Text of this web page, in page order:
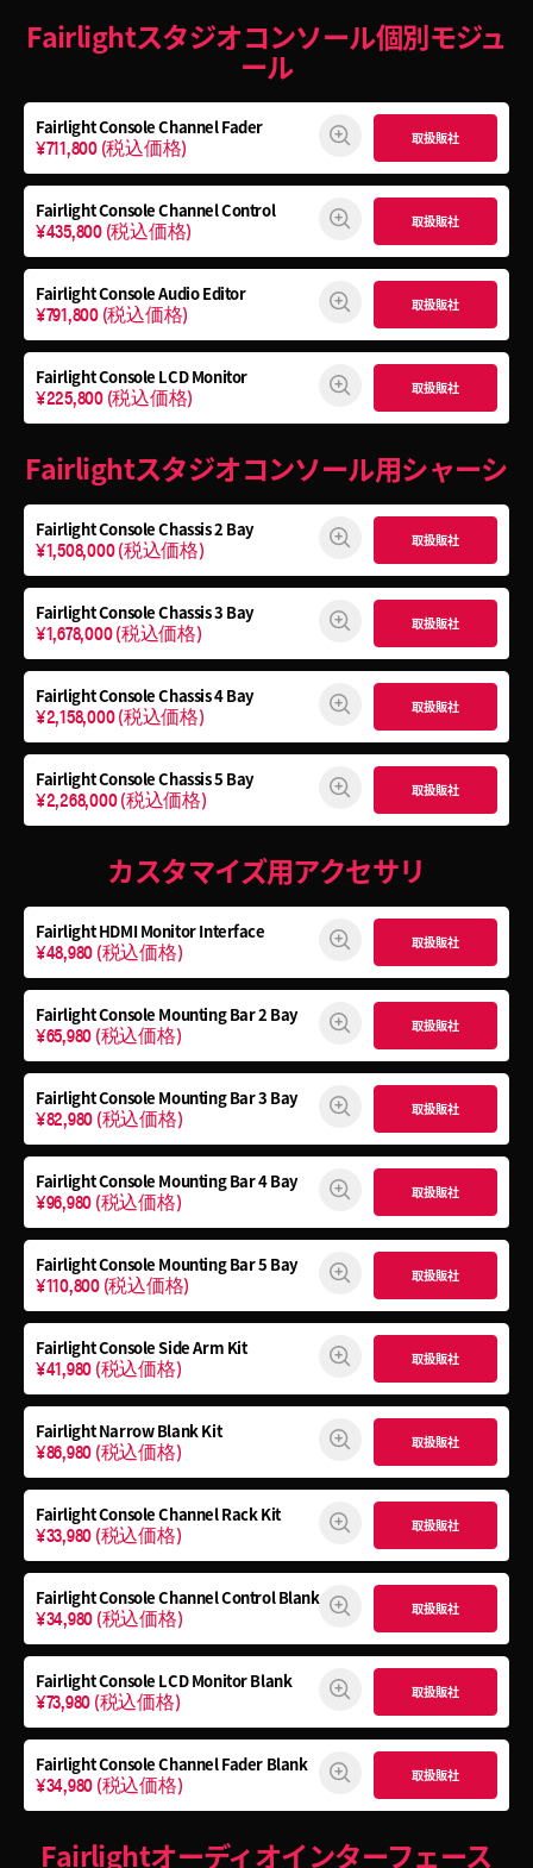
Fairlightスタジオコンソール個別モジュ
ール
Fairlight Console Channel Fader
¥711,800 (税込価格) 取扱販社
Fairlight Console Channel Control
¥435,800 (税込価格) 取扱販社
Fairlight Console Audio Editor
¥791,800 (税込価格) 取扱販社
Fairlight Console LCD Monitor
¥225,800 (税込価格) 取扱販社
Fairlightスタジオコンソール用シャーシ
Fairlight ConsoleChassis 2 Bay
¥1,508,000(税込価格) 取扱販社
Fairlight ConsoleChassis 3 Bay
¥1,678,000(税込価格) 取扱販社
Fairlight ConsoleChassis 4 Bay
¥2,158,000(税込価格) 取扱販社
Fairlight ConsoleChassis 5 Bay
¥2,268,000(税込価格) 取扱販社
カスタマイズ用アクセサリ
Fairlight HDMI Monitor Interface
¥48,980 (税込価格) 取扱販社
Fairlight Console Mounting Bar 2 Bay
¥65,980 (税込価格) 取扱販社
Fairlight Console Mounting Bar 3 Bay
¥82,980 (税込価格) 取扱販社
Fairlight Console Mounting Bar 4 Bay
¥96,980 (税込価格) 取扱販社
Fairlight Console Mounting Bar 5 Bay
¥110,800 (税込価格) 取扱販社
Fairlight ConsoleSide Arm Kit
¥41,980 (税込価格) 取扱販社
Fairlight Narrow Blank Kit
¥86,980 (税込価格) 取扱販社
Fairlight ConsoleChannel Rack Kit
¥33,980 (税込価格) 取扱販社
Fairlight ConsoleChannel Control Blank
¥34,980 (税込価格) 取扱販社
Fairlight Console LCD Monitor Blank
¥73,980 (税込価格) 取扱販社
Fairlight ConsoleChannel Fader Blank
¥34,980 (税込価格) 取扱販社
Fairlightオーディオインターフェース